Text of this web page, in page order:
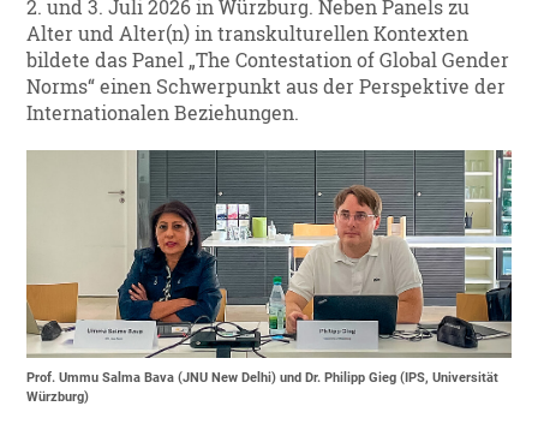
2. und 3. Juli 2026 in Würzburg. Neben Panels zu
Alter und Alter(n) in transkulturellen Kontexten
bildete das Panel „The Contestation of Global Gender
Norms“ einen Schwerpunkt aus der Perspektive der
Internationalen Beziehungen.
Prof. Ummu Salma Bava (JNU New Delhi) und Dr. Philipp Gieg (IPS, Universität
Würzburg)